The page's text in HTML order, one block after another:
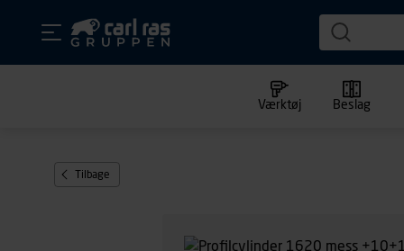
Værktøj Beslag
Tilbage